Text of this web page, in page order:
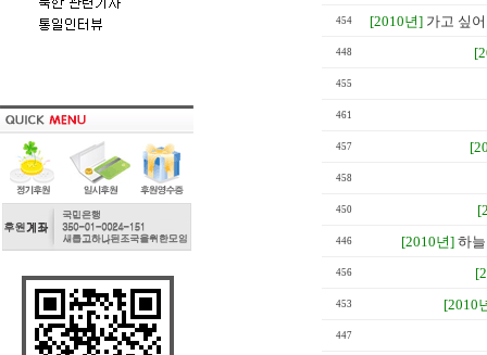
454 [2010년] 가고 싶
448
455
461
457
458
450
446 [2010년] 하
456
453 [2010
447